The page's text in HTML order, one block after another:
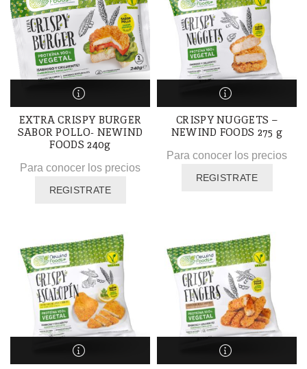
EXTRA CRISPY BURGER
SABOR POLLO- NEWIND
FOODS 240g
Para conocer los precios
REGISTRATE
CRISPY NUGGETS –
NEWIND FOODS 275 g
Para conocer los precios
REGISTRATE